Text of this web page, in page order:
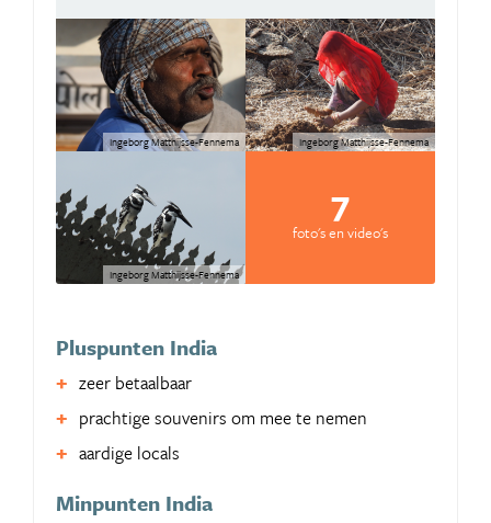
Ingeborg Matthijsse-Fennema Ingeborg Matthijsse-Fennema
Ingeborg Matthijsse-Fennema
7
foto's en video's
Pluspunten India
zeer betaalbaar
prachtige souvenirs om mee te nemen
aardige locals
Minpunten India